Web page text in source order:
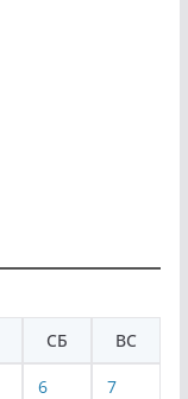
СБ ВС
6 7